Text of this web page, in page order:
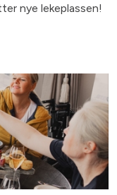
nye lekeplassen!